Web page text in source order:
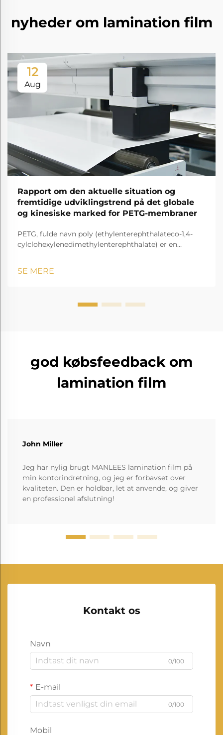
nyheder om lamination film
12
Aug
Rapport om den aktuelle situation og
fremtidige udviklingstrend på det globale
og kinesiske marked for PETG-membraner
PETG, fulde navn poly (ethylenterephthalateco-1,4-
cylclohexylenedimethylenterephthalate) er en
SE MERE
god købsfeedback om
lamination film
John Miller
Jeg har nylig brugt MANLEES lamination film på
min kontorindretning, og jeg er forbavset over
kvaliteten. Den er holdbar, let at anvende, og giver
en professionel afslutning!
Kontakt os
Navn
0/100
E-mail
0/100
Mobil